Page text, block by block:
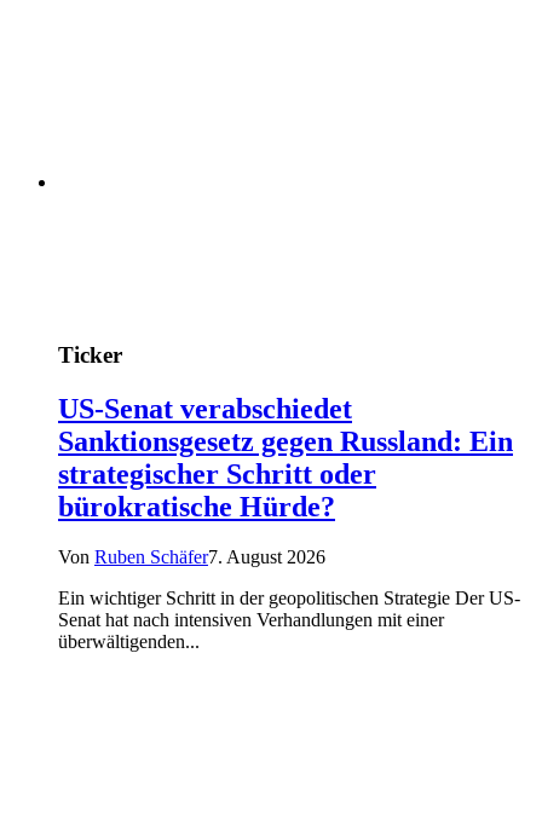
Ticker
US-Senat verabschiedet
Sanktionsgesetz gegen Russland: Ein
strategischer Schritt oder
bürokratische Hürde?
Von Ruben Schäfer7. August 2026
Ein wichtiger Schritt in der geopolitischen Strategie Der US-
Senat hat nach intensiven Verhandlungen mit einer
überwältigenden...